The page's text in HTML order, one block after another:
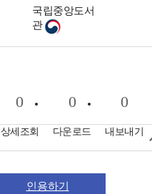
국립중앙도서
관
0
상세조회
0
다운로드
0
내보내기
인용하기